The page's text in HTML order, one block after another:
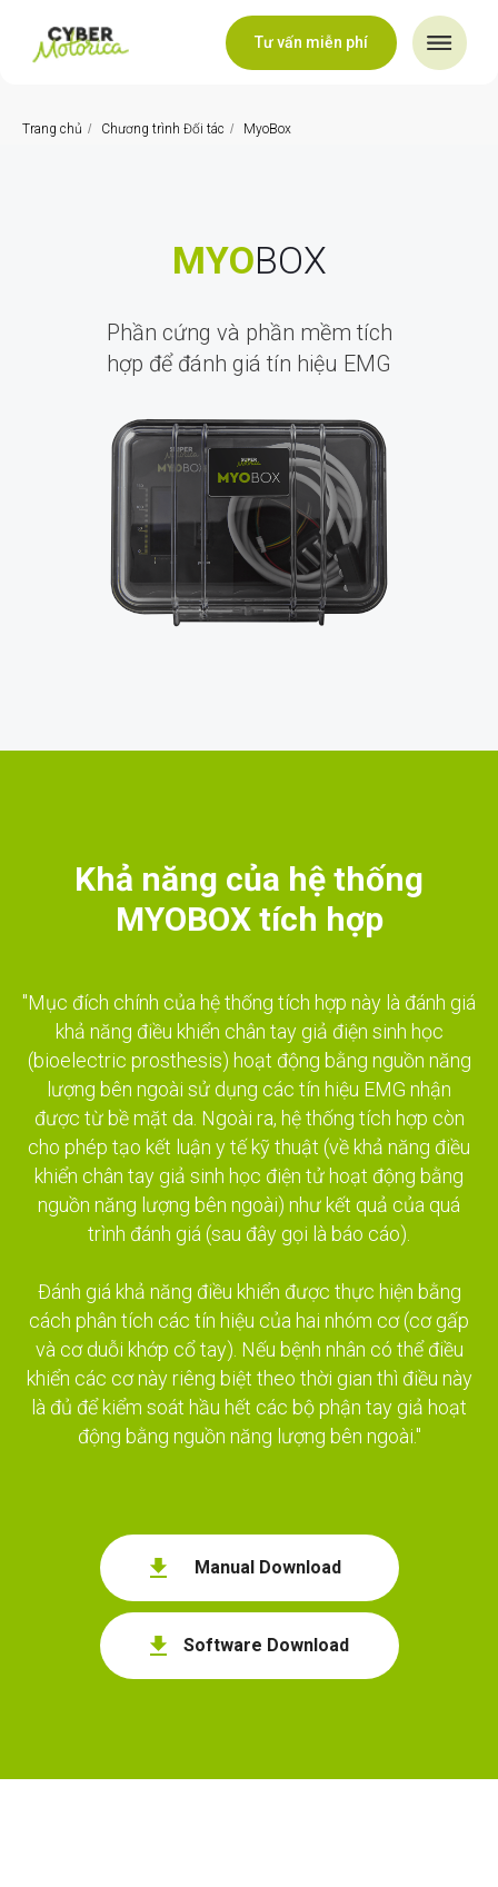
Tư vấn miễn phí
Trang chủ / Chương trình Đối tác / MyoBox
MYOBOX
Phần cứng và phần mềm tích
hợp để đánh giá tín hiệu EMG
Khả năng của hệ thống
MYOBOX tích hợp
"Mục đích chính của hệ thống tích hợp này là đánh giá
khả năng điều khiển chân tay giả điện sinh học
(bioelectric prosthesis) hoạt động bằng nguồn năng
lượng bên ngoài sử dụng các tín hiệu EMG nhận
được từ bề mặt da. Ngoài ra, hệ thống tích hợp còn
cho phép tạo kết luận y tế kỹ thuật (về khả năng điều
khiển chân tay giả sinh học điện tử hoạt động bằng
nguồn năng lượng bên ngoài) như kết quả của quá
trình đánh giá (sau đây gọi là báo cáo).
Đánh giá khả năng điều khiển được thực hiện bằng
cách phân tích các tín hiệu của hai nhóm cơ (cơ gấp
và cơ duỗi khớp cổ tay). Nếu bệnh nhân có thể điều
khiển các cơ này riêng biệt theo thời gian thì điều này
là đủ để kiểm soát hầu hết các bộ phận tay giả hoạt
động bằng nguồn năng lượng bên ngoài."
Manual Download
Software Download